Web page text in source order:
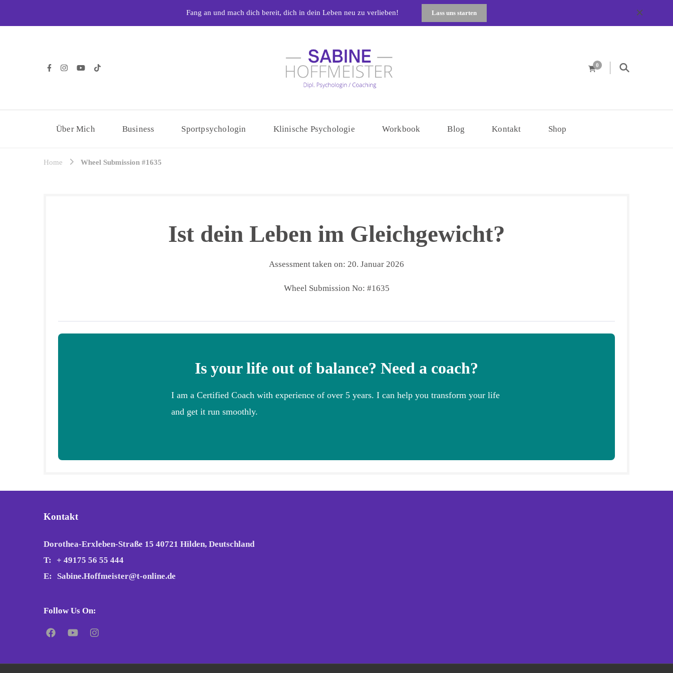
Fang an und mach dich bereit, dich in dein Leben neu zu verlieben! Lass uns starten
0
Über Mich Business Sportpsychologin Klinische Psychologie Workbook Blog Kontakt Shop
Home Wheel Submission #1635
Ist dein Leben im Gleichgewicht?
Assessment taken on: 20. Januar 2026
Wheel Submission No: #1635
Is your life out of balance? Need a coach?
I am a Certified Coach with experience of over 5 years. I can help you transform your life
and get it run smoothly.
Kontakt
Dorothea-Erxleben-Straße 15 40721 Hilden, Deutschland
T:
+ 49175 56 55 444
E:
Sabine.Hoffmeister@t-online.de
Follow Us On: